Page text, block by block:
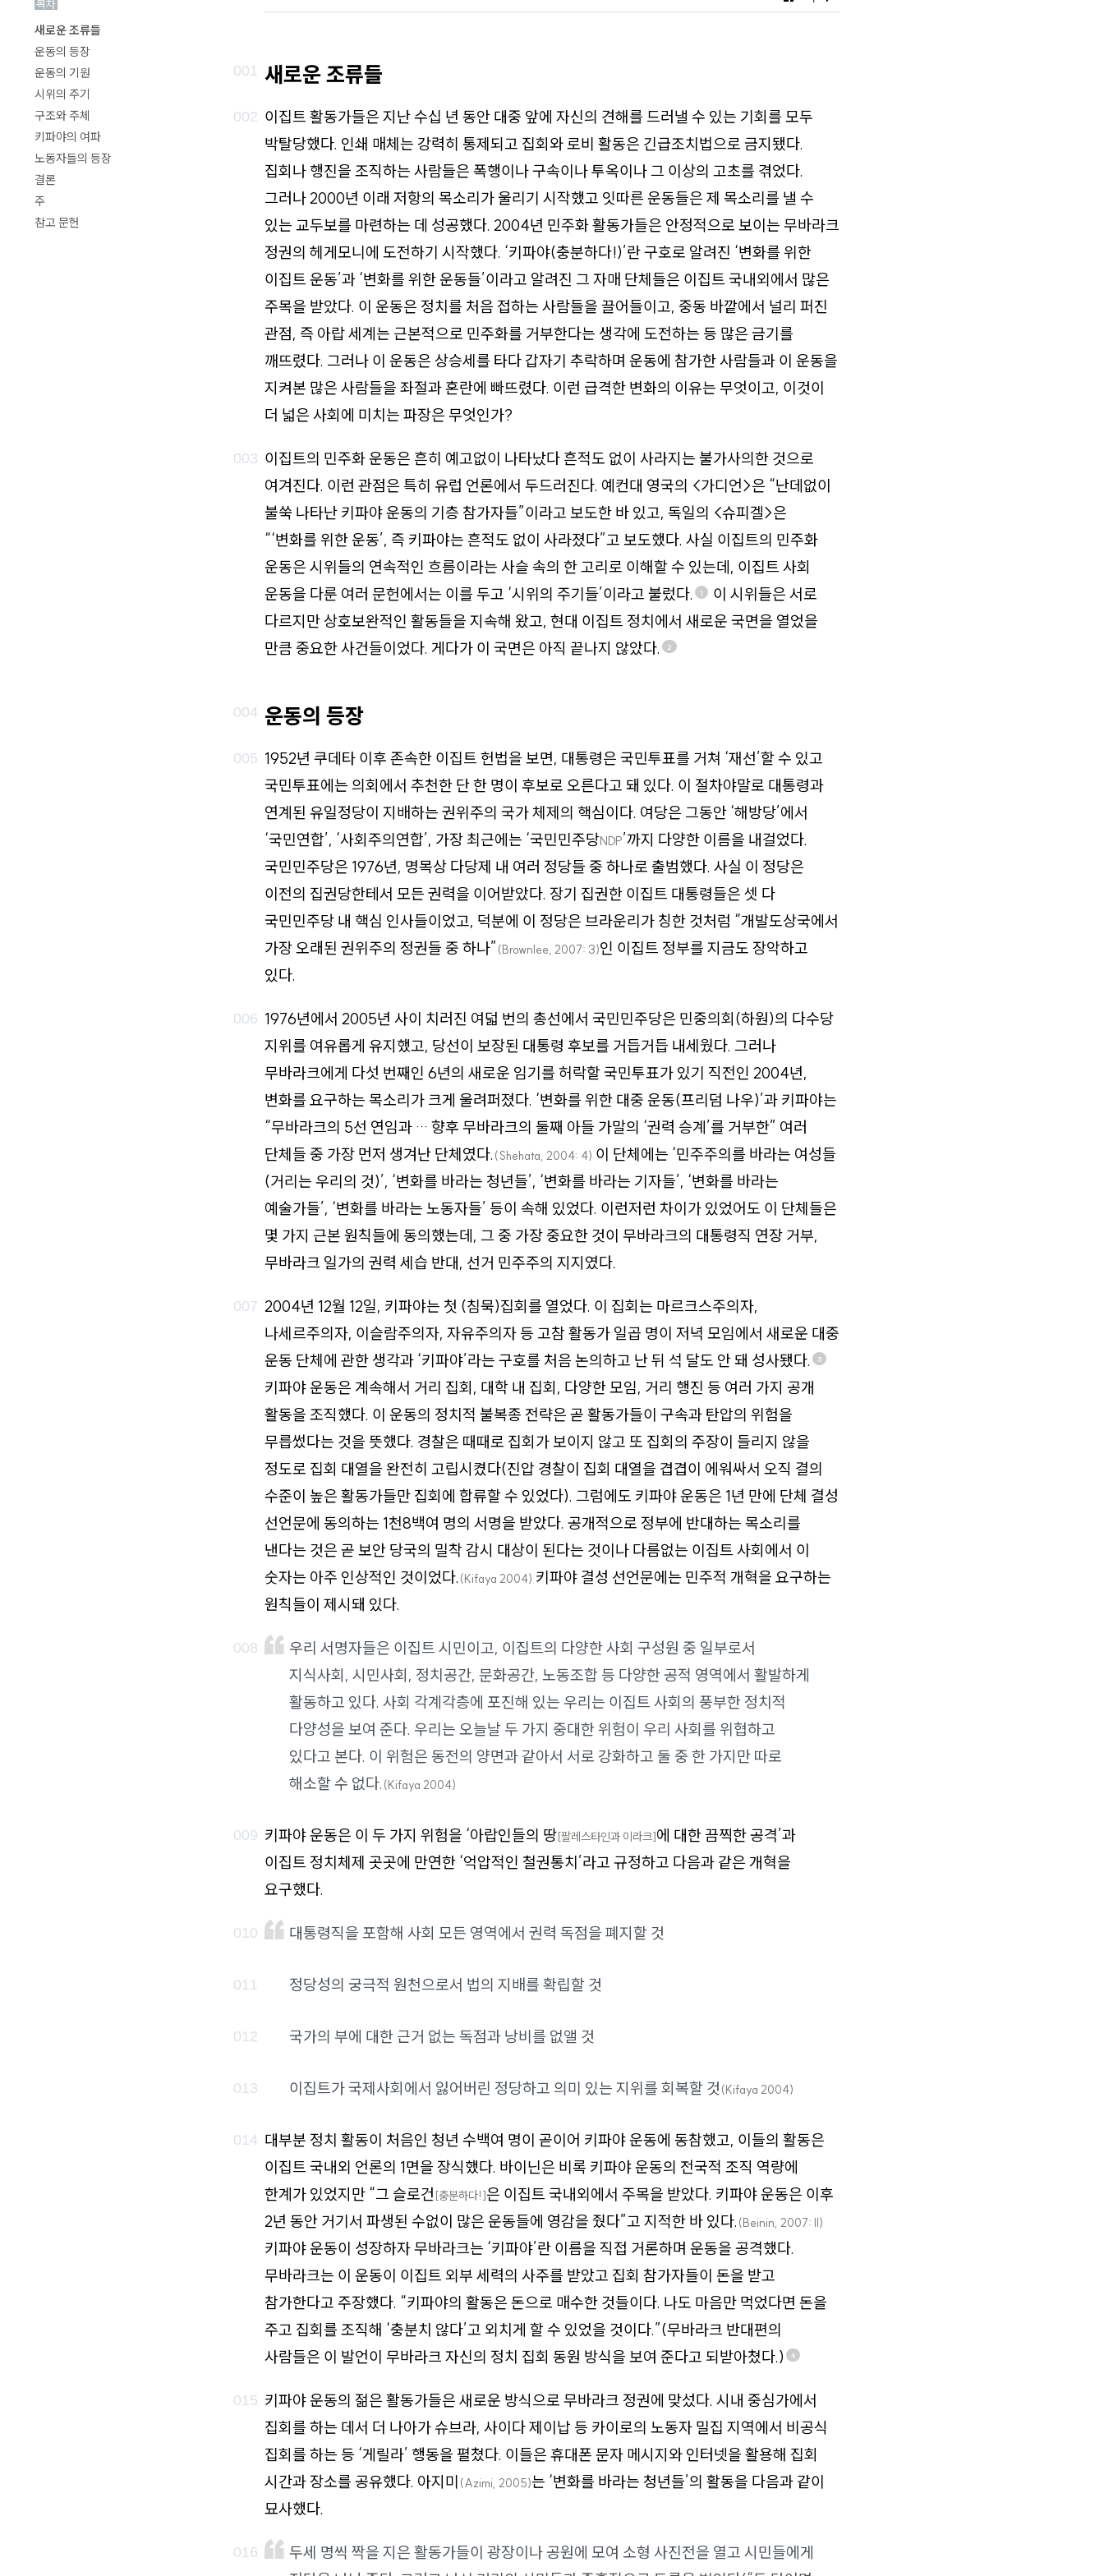
목차
새로운 조류들
운동의 등장
운동의 기원
시위의 주기
구조와 주체
키파야의 여파
노동자들의 등장
결론
주
참고 문헌
새로운 조류들
이집트 활동가들은 지난 수십 년 동안 대중 앞에 자신의 견해를 드러낼 수 있는 기회를 모두
박탈당했다. 인쇄 매체는 강력히 통제되고 집회와 로비 활동은 긴급조치법으로 금지됐다.
집회나 행진을 조직하는 사람들은 폭행이나 구속이나 투옥이나 그 이상의 고초를 겪었다.
그러나 2000년 이래 저항의 목소리가 울리기 시작했고 잇따른 운동들은 제 목소리를 낼 수
있는 교두보를 마련하는 데 성공했다. 2004년 민주화 활동가들은 안정적으로 보이는 무바라크
정권의 헤게모니에 도전하기 시작했다. ‘키파야(충분하다!)’란 구호로 알려진 ‘변화를 위한
이집트 운동’과 ‘변화를 위한 운동들’이라고 알려진 그 자매 단체들은 이집트 국내외에서 많은
주목을 받았다. 이 운동은 정치를 처음 접하는 사람들을 끌어들이고, 중동 바깥에서 널리 퍼진
관점, 즉 아랍 세계는 근본적으로 민주화를 거부한다는 생각에 도전하는 등 많은 금기를
깨뜨렸다. 그러나 이 운동은 상승세를 타다 갑자기 추락하며 운동에 참가한 사람들과 이 운동을
지켜본 많은 사람들을 좌절과 혼란에 빠뜨렸다. 이런 급격한 변화의 이유는 무엇이고, 이것이
더 넓은 사회에 미치는 파장은 무엇인가?
이집트의 민주화 운동은 흔히 예고없이 나타났다 흔적도 없이 사라지는 불가사의한 것으로
여겨진다. 이런 관점은 특히 유럽 언론에서 두드러진다. 예컨대 영국의 <가디언>은 “난데없이
불쑥 나타난 키파야 운동의 기층 참가자들”이라고 보도한 바 있고, 독일의 <슈피겔>은
“‘변화를 위한 운동’, 즉 키파야는 흔적도 없이 사라졌다”고 보도했다. 사실 이집트의 민주화
운동은 시위들의 연속적인 흐름이라는 사슬 속의 한 고리로 이해할 수 있는데, 이집트 사회
운동을 다룬 여러 문헌에서는 이를 두고 ‘시위의 주기들’이라고 불렀다.
1
이 시위들은 서로
다르지만 상호보완적인 활동들을 지속해 왔고, 현대 이집트 정치에서 새로운 국면을 열었을
만큼 중요한 사건들이었다. 게다가 이 국면은 아직 끝나지 않았다.
2
운동의 등장
1952년 쿠데타 이후 존속한 이집트 헌법을 보면, 대통령은 국민투표를 거쳐 ‘재선’할 수 있고
국민투표에는 의회에서 추천한 단 한 명이 후보로 오른다고 돼 있다. 이 절차야말로 대통령과
연계된 유일정당이 지배하는 권위주의 국가 체제의 핵심이다. 여당은 그동안 ‘해방당’에서
‘국민연합’, ‘사회주의연합’, 가장 최근에는 ‘국민민주당NDP’까지 다양한 이름을 내걸었다.
국민민주당은 1976년, 명목상 다당제 내 여러 정당들 중 하나로 출범했다. 사실 이 정당은
이전의 집권당한테서 모든 권력을 이어받았다. 장기 집권한 이집트 대통령들은 셋 다
국민민주당 내 핵심 인사들이었고, 덕분에 이 정당은 브라운리가 칭한 것처럼 “개발도상국에서
가장 오래된 권위주의 정권들 중 하나” (Brownlee, 2007: 3)인 이집트 정부를 지금도 장악하고
있다.
1976년에서 2005년 사이 치러진 여덟 번의 총선에서 국민민주당은 민중의회(하원)의 다수당
지위를 여유롭게 유지했고, 당선이 보장된 대통령 후보를 거듭거듭 내세웠다. 그러나
무바라크에게 다섯 번째인 6년의 새로운 임기를 허락할 국민투표가 있기 직전인 2004년,
변화를 요구하는 목소리가 크게 울려퍼졌다. ‘변화를 위한 대중 운동(프리덤 나우)’과 키파야는
“무바라크의 5선 연임과 … 향후 무바라크의 둘째 아들 가말의 ‘권력 승계’를 거부한” 여러
단체들 중 가장 먼저 생겨난 단체였다. (Shehata, 2004: 4) 이 단체에는 ‘민주주의를 바라는 여성들
(거리는 우리의 것)’, ‘변화를 바라는 청년들’, ‘변화를 바라는 기자들’, ‘변화를 바라는
예술가들’, ‘변화를 바라는 노동자들’ 등이 속해 있었다. 이런저런 차이가 있었어도 이 단체들은
몇 가지 근본 원칙들에 동의했는데, 그 중 가장 중요한 것이 무바라크의 대통령직 연장 거부,
무바라크 일가의 권력 세습 반대, 선거 민주주의 지지였다.
2004년 12월 12일, 키파야는 첫 (침묵)집회를 열었다. 이 집회는 마르크스주의자,
나세르주의자, 이슬람주의자, 자유주의자 등 고참 활동가 일곱 명이 저녁 모임에서 새로운 대중
운동 단체에 관한 생각과 ‘키파야’라는 구호를 처음 논의하고 난 뒤 석 달도 안 돼 성사됐다.
3
키파야 운동은 계속해서 거리 집회, 대학 내 집회, 다양한 모임, 거리 행진 등 여러 가지 공개
활동을 조직했다. 이 운동의 정치적 불복종 전략은 곧 활동가들이 구속과 탄압의 위험을
무릅썼다는 것을 뜻했다. 경찰은 때때로 집회가 보이지 않고 또 집회의 주장이 들리지 않을
정도로 집회 대열을 완전히 고립시켰다(진압 경찰이 집회 대열을 겹겹이 에워싸서 오직 결의
수준이 높은 활동가들만 집회에 합류할 수 있었다). 그럼에도 키파야 운동은 1년 만에 단체 결성
선언문에 동의하는 1천8백여 명의 서명을 받았다. 공개적으로 정부에 반대하는 목소리를
낸다는 것은 곧 보안 당국의 밀착 감시 대상이 된다는 것이나 다름없는 이집트 사회에서 이
숫자는 아주 인상적인 것이었다. (Kifaya 2004) 키파야 결성 선언문에는 민주적 개혁을 요구하는
원칙들이 제시돼 있다.
우리 서명자들은 이집트 시민이고, 이집트의 다양한 사회 구성원 중 일부로서
지식사회, 시민사회, 정치공간, 문화공간, 노동조합 등 다양한 공적 영역에서 활발하게
활동하고 있다. 사회 각계각층에 포진해 있는 우리는 이집트 사회의 풍부한 정치적
다양성을 보여 준다. 우리는 오늘날 두 가지 중대한 위험이 우리 사회를 위협하고
있다고 본다. 이 위험은 동전의 양면과 같아서 서로 강화하고 둘 중 한 가지만 따로
해소할 수 없다. (Kifaya 2004)
키파야 운동은 이 두 가지 위험을 ‘아랍인들의 땅[팔레스타인과 이라크]에 대한 끔찍한 공격’과
이집트 정치체제 곳곳에 만연한 ‘억압적인 철권통치’라고 규정하고 다음과 같은 개혁을
요구했다.
대통령직을 포함해 사회 모든 영역에서 권력 독점을 폐지할 것
정당성의 궁극적 원천으로서 법의 지배를 확립할 것
국가의 부에 대한 근거 없는 독점과 낭비를 없앨 것
이집트가 국제사회에서 잃어버린 정당하고 의미 있는 지위를 회복할 것 (Kifaya 2004)
대부분 정치 활동이 처음인 청년 수백여 명이 곧이어 키파야 운동에 동참했고, 이들의 활동은
이집트 국내외 언론의 1면을 장식했다. 바이닌은 비록 키파야 운동의 전국적 조직 역량에
한계가 있었지만 “그 슬로건 [충분하다!]은 이집트 국내외에서 주목을 받았다. 키파야 운동은 이후
2년 동안 거기서 파생된 수없이 많은 운동들에 영감을 줬다”고 지적한 바 있다. (Beinin, 2007: II)
키파야 운동이 성장하자 무바라크는 ‘키파야’란 이름을 직접 거론하며 운동을 공격했다.
무바라크는 이 운동이 이집트 외부 세력의 사주를 받았고 집회 참가자들이 돈을 받고
참가한다고 주장했다. “키파야의 활동은 돈으로 매수한 것들이다. 나도 마음만 먹었다면 돈을
주고 집회를 조직해 ‘충분치 않다’고 외치게 할 수 있었을 것이다.”(무바라크 반대편의
사람들은 이 발언이 무바라크 자신의 정치 집회 동원 방식을 보여 준다고 되받아쳤다.)
4
키파야 운동의 젊은 활동가들은 새로운 방식으로 무바라크 정권에 맞섰다. 시내 중심가에서
집회를 하는 데서 더 나아가 슈브라, 사이다 제이납 등 카이로의 노동자 밀집 지역에서 비공식
집회를 하는 등 ‘게릴라’ 행동을 펼쳤다. 이들은 휴대폰 문자 메시지와 인터넷을 활용해 집회
시간과 장소를 공유했다. 아지미 (Azimi, 2005)는 ‘변화를 바라는 청년들’의 활동을 다음과 같이
묘사했다.
두세 명씩 짝을 지은 활동가들이 광장이나 공원에 모여 소형 사진전을 열고 시민들에게